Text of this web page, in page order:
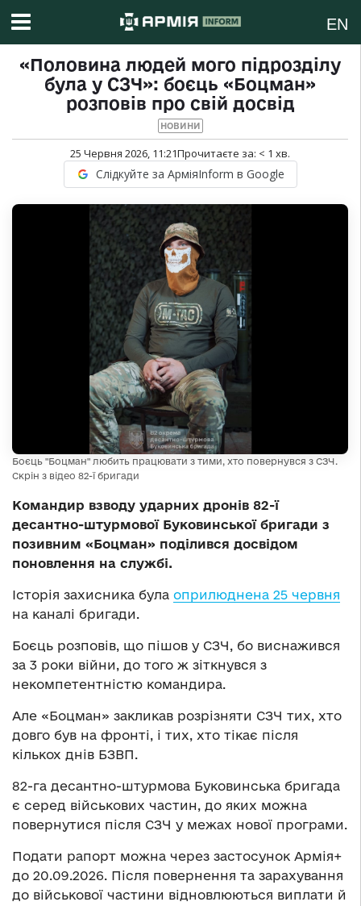
EN
«Половина людей мого підрозділу
була у СЗЧ»: боєць «Боцман»
розповів про свій досвід
НОВИНИ
25 Червня 2026, 11:21Прочитаєте за: < 1 хв.
Слідкуйте за АрміяInform в Google
Боєць "Боцман" любить працювати з тими, хто повернувся з СЗЧ.
Скрін з відео 82-ї бригади
Командир взводу ударних дронів 82-ї
десантно-штурмової Буковинської бригади з
позивним «Боцман» поділився досвідом
поновлення на службі.
Історія захисника була оприлюднена 25 червня
на каналі бригади.
Боєць розповів, що пішов у СЗЧ, бо виснажився
за 3 роки війни, до того ж зіткнувся з
некомпетентністю командира.
Але «Боцман» закликав розрізняти СЗЧ тих, хто
довго був на фронті, і тих, хто тікає після
кількох днів БЗВП.
82-га десантно-штурмова Буковинська бригада
є серед військових частин, до яких можна
повернутися після СЗЧ у межах нової програми.
Подати рапорт можна через застосунок Армія+
до 20.09.2026. Після повернення та зарахування
до військової частини відновлюються виплати й